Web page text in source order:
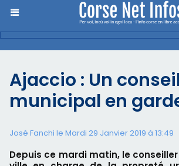
Ajaccio : Un
municipal en
José Fanchi le Mardi 29 Janvier 2019 à 13:49
Depuis ce mardi matin, le